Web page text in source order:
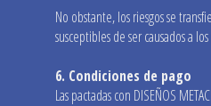
No obstante, los riesgos se
susceptibles de ser causados a
6. Condiciones de pago
Las pactadas con DISEÑOS